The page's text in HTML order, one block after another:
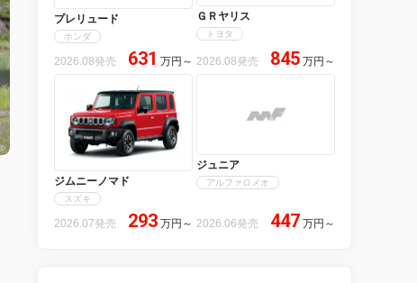
プレリュード
ホンダ
2026.08発売 631 万円 ～
ＧＲヤリス
トヨタ
2026.08発売 845 万円 ～
ジムニーノマド
スズキ
2026.07発売 293 万円 ～
ジュニア
アルファロメオ
2026.06発売 447 万円 ～